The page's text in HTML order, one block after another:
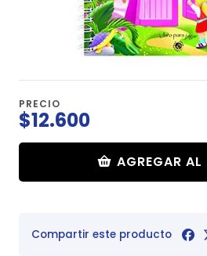
PRECIO
$12.600
AGREGAR AL
Compartir este producto